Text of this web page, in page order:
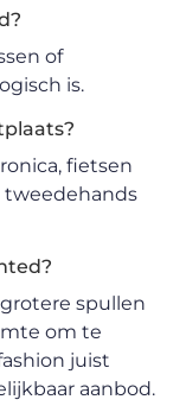
of
is.
fietsen
tweedehands
spullen
om te
juist
aanbod.